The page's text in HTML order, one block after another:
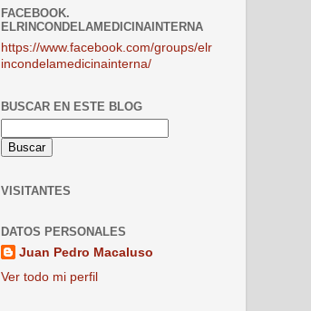
FACEBOOK.
ELRINCONDELAMEDICINAINTERNA
https://www.facebook.com/groups/elr
incondelamedicinainterna/
BUSCAR EN ESTE BLOG
VISITANTES
DATOS PERSONALES
Juan Pedro Macaluso
Ver todo mi perfil